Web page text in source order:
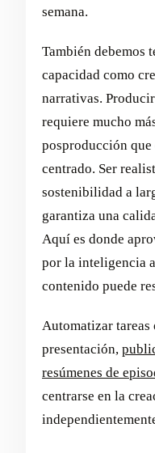
semana.
También debemos
capacidad como
narrativas.
requiere mucho
posproducción
centrado. Ser
sostenibilidad a
garantiza una
Aquí es donde
por la inteligencia
contenido puede
Automatizar tareas
presentación,
resúmenes de
centrarse en la